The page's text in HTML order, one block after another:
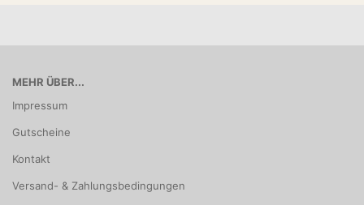
MEHR ÜBER...
Impressum
Gutscheine
Kontakt
Versand- & Zahlungsbedingungen